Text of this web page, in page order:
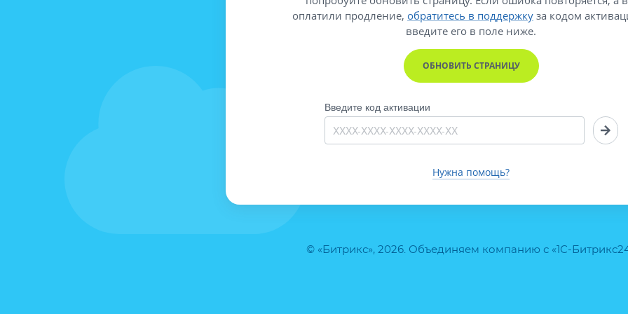
© «Битрикс», 2026. Объединяем компанию с «1С-
оплатили продление, обратитесь в поддержку за кодом
введите его в поле ниже.
ОБНОВИТЬ СТРАНИЦУ
Введите код активации
Нужна помощь?